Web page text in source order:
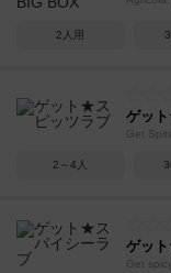
2人用
ゲッ
Get
2～4人
ゲッ
Get